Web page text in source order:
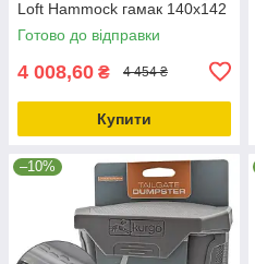
Loft Hammock гамак 140х142
см (K01308)
Готово до відправки
4 008,60 ₴ 4 454 ₴
Купити
–10%